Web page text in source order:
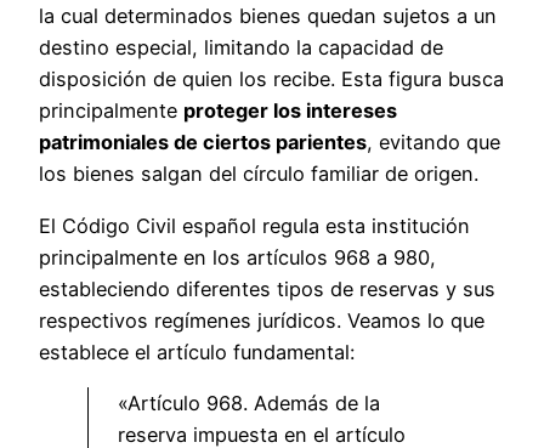
la cual determinados bienes quedan sujetos a un
destino especial, limitando la capacidad de
disposición de quien los recibe. Esta figura busca
principalmente proteger los intereses
patrimoniales de ciertos parientes, evitando que
los bienes salgan del círculo familiar de origen.
El Código Civil español regula esta institución
principalmente en los artículos 968 a 980,
estableciendo diferentes tipos de reservas y sus
respectivos regímenes jurídicos. Veamos lo que
establece el artículo fundamental:
«Artículo 968. Además de la
reserva impuesta en el artículo